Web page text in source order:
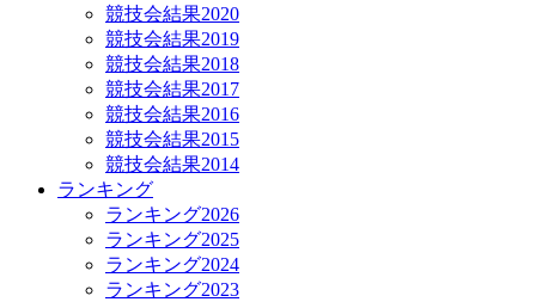
競技会結果2020
競技会結果2019
競技会結果2018
競技会結果2017
競技会結果2016
競技会結果2015
競技会結果2014
ランキング
ランキング2026
ランキング2025
ランキング2024
ランキング2023